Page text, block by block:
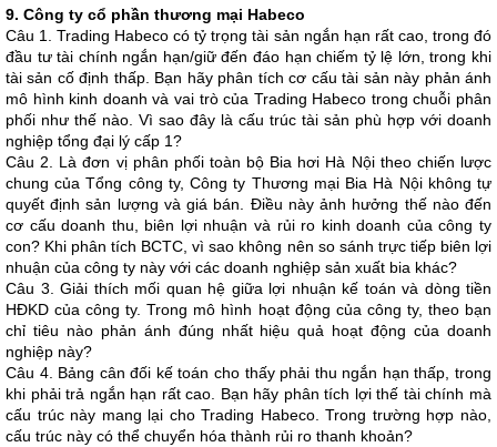
9. Công ty cổ phần thương mại Habeco
Câu 1. Trading Habeco có tỷ trọng tài sản ngắn hạn rất cao, trong đó
đầu tư tài chính ngắn hạn/giữ đến đáo hạn chiếm tỷ lệ lớn, trong khi
tài sản cố định thấp. Bạn hãy phân tích cơ cấu tài sản này phản ánh
mô hình kinh doanh và vai trò của Trading Habeco trong chuỗi phân
phối như thế nào. Vì sao đây là cấu trúc tài sản phù hợp với doanh
nghiệp tổng đại lý cấp 1?
Câu 2. Là đơn vị phân phối toàn bộ Bia hơi Hà Nội theo chiến lược
chung của Tổng công ty, Công ty Thương mại Bia Hà Nội không tự
quyết định sản lượng và giá bán. Điều này ảnh hưởng thế nào đến
cơ cấu doanh thu, biên lợi nhuận và rủi ro kinh doanh của công ty
con? Khi phân tích BCTC, vì sao không nên so sánh trực tiếp biên lợi
nhuận của công ty này với các doanh nghiệp sản xuất bia khác?
Câu 3. Giải thích mối quan hệ giữa lợi nhuận kế toán và dòng tiền
HĐKD của công ty. Trong mô hình hoạt động của công ty, theo bạn
chỉ tiêu nào phản ánh đúng nhất hiệu quả hoạt động của doanh
nghiệp này?
Câu 4. Bảng cân đối kế toán cho thấy phải thu ngắn hạn thấp, trong
khi phải trả ngắn hạn rất cao. Bạn hãy phân tích lợi thế tài chính mà
cấu trúc này mang lại cho Trading Habeco. Trong trường hợp nào,
cấu trúc này có thể chuyển hóa thành rủi ro thanh khoản?